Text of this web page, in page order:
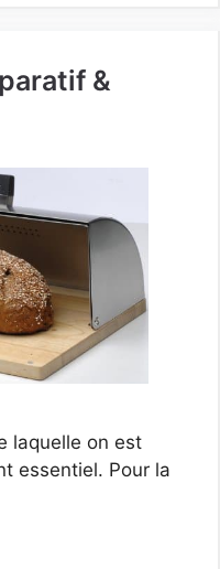
&
laquelle on est
essentiel. Pour la